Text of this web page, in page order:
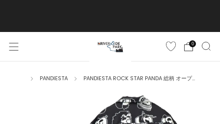
0
PANDIESTA PANDIESTA ROCK STAR PANDA 総柄 オープ...